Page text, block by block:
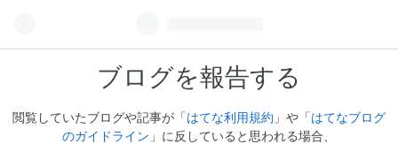
ブログを報告する
閲覧していたブログや記事が「はてな利用規約 」や「はてなブログ
のガイドライン 」に反していると思われる場合、